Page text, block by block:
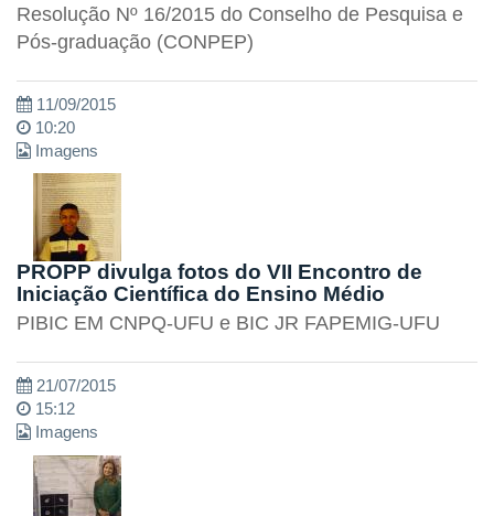
Resolução Nº 16/2015 do Conselho de Pesquisa e
Pós-graduação (CONPEP)
11/09/2015
10:20
Imagens
PROPP divulga fotos do VII Encontro de
Iniciação Científica do Ensino Médio
PIBIC EM CNPQ-UFU e BIC JR FAPEMIG-UFU
21/07/2015
15:12
Imagens